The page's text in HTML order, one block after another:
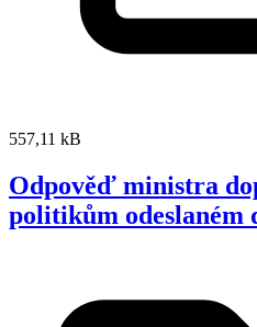
557,11 kB
Odpověď ministra
politikům odeslaném